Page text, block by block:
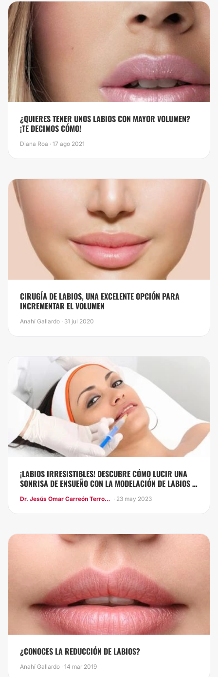
¿QUIERES TENER UNOS LABIOS CON MAYOR VOLUMEN?
¡TE DECIMOS CÓMO!
Diana Roa · 17 ago 2021
CIRUGÍA DE LABIOS, UNA EXCELENTE OPCIÓN PARA
INCREMENTAR EL VOLUMEN
Anahí Gallardo · 31 jul 2020
¡LABIOS IRRESISTIBLES! DESCUBRE CÓMO LUCIR UNA
SONRISA DE ENSUEÑO CON LA MODELACIÓN DE LABIOS Y
Dr. Jesús Omar Carreón Terrones · 23 may 2023
¿CONOCES LA REDUCCIÓN DE LABIOS?
Anahí Gallardo · 14 mar 2019